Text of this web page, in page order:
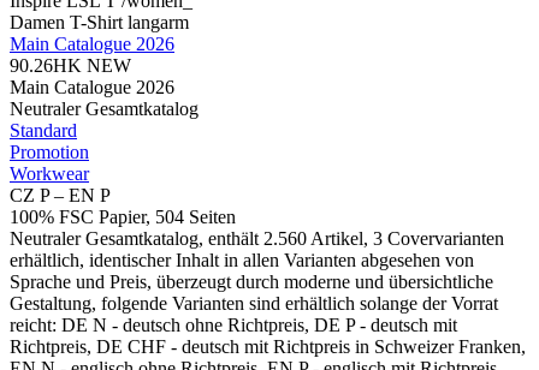
Damen T-Shirt langarm
Main Catalogue 2026
90.26HK NEW
Main Catalogue 2026
Neutraler Gesamtkatalog
Standard
Promotion
Workwear
CZ P – EN P
100% FSC Papier, 504 Seiten
Neutraler Gesamtkatalog, enthält 2.560 Artikel, 3 Covervarianten
erhältlich, identischer Inhalt in allen Varianten abgesehen von
Sprache und Preis, überzeugt durch moderne und übersichtliche
Gestaltung, folgende Varianten sind erhältlich solange der Vorrat
reicht: DE N - deutsch ohne Richtpreis, DE P - deutsch mit
Richtpreis, DE CHF - deutsch mit Richtpreis in Schweizer Franken,